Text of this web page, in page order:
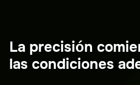
La precisión
las condiciones